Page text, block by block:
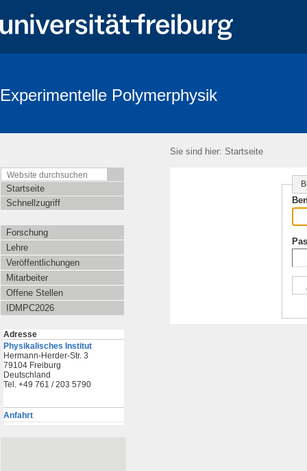
Experimentelle Polymerphysik
Sie sind hier: Startseite
Startseite
Schnellzugriff
Forschung
Lehre
Veröffentlichungen
Mitarbeiter
Offene Stellen
IDMPC2026
Adresse
Physikalisches Institut
Hermann-Herder-Str. 3
79104 Freiburg
Deutschland
Tel. +49 761 / 203 5790
Anfahrt